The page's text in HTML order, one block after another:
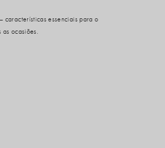
essenciais para o
as ocasiões.